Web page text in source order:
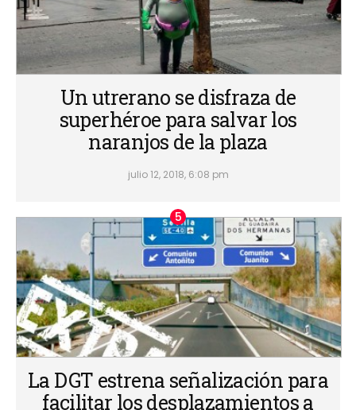
Un utrerano se disfraza de
superhéroe para salvar los
naranjos de la plaza
julio 12, 2018, 6:08 pm
La DGT estrena señalización para
facilitar los desplazamientos a